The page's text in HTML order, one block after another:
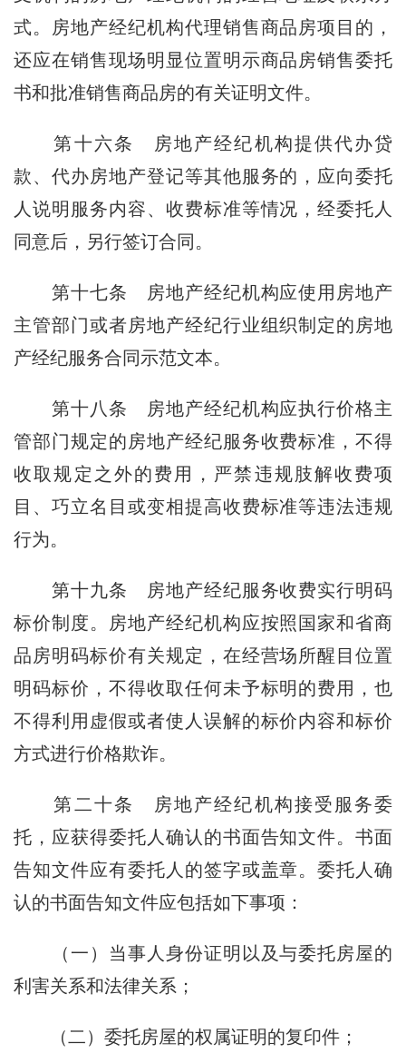
式。房地产经纪机构代理销售商品房项目的，
还应在销售现场明显位置明示商品房销售委托
书和批准销售商品房的有关证明文件。
第十六条
房地产经纪机构提供代办贷
款、代办房地产登记等其他服务的，应向委托
人说明服务内容、收费标准等情况，经委托人
同意后，另行签订合同。
第十七条 房地产经纪机构应使用房地产
主管部门或者房地产经纪行业组织制定的房地
产经纪服务合同示范文本。
第十八条 房地产经纪机构应执行价格主
管部门规定的房地产经纪服务收费标准，不得
收取规定之外的费用，严禁违规肢解收费项
目、巧立名目或变相提高收费标准等违法违规
行为。
第十九条 房地产经纪服务收费实行明码
标价制度。房地产经纪机构应按照国家和省商
品房明码标价有关规定，在经营场所醒目位置
明码标价，不得收取任何未予标明的费用，也
不得利用虚假或者使人误解的标价内容和标价
方式进行价格欺诈。
第二十条
房地产经纪机构接受服务委
托，应获得委托人确认的书面告知文件。书面
告知文件应有委托人的签字或盖章。委托人确
认的书面告知文件应包括如下事项：
（一）当事人身份证明以及与委托房屋的
利害关系和法律关系；
（二）委托房屋的权属证明的复印件；